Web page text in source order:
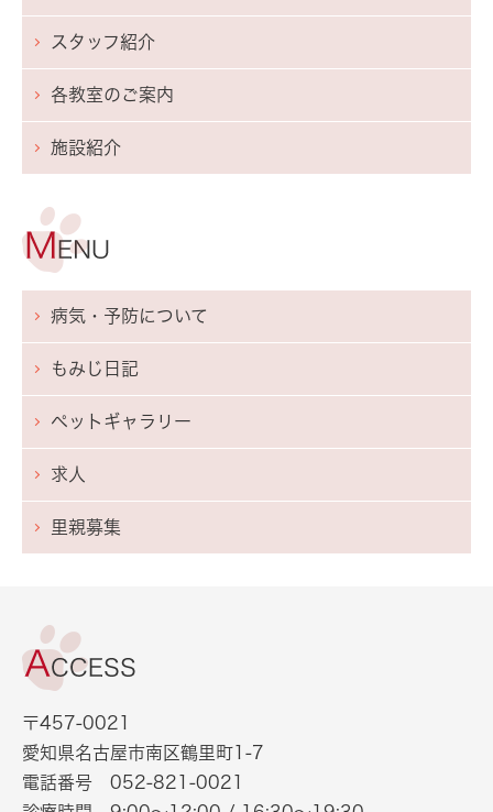
スタッフ紹介
各教室のご案内
施設紹介
病気・予防について
もみじ日記
ペットギャラリー
求人
里親募集
〒457-0021
愛知県名古屋市南区鶴里町1-7
電話番号 052-821-0021